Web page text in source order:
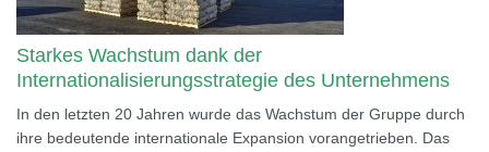
Starkes Wachstum dank der
Internationalisierungsstrategie des Unternehmens
In den letzten 20 Jahren wurde das Wachstum der Gruppe durch
ihre bedeutende internationale Expansion vorangetrieben. Das